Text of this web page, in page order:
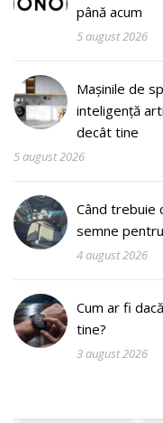
până acum
5 august 2026
Mașinile de
inteligență
decât tine
5 august 2026
Când trebuie
semne
4 august 2026
Cum ar fi
tine?
3 august 2026